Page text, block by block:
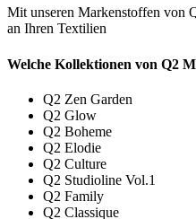
Mit unseren Markenstoffen von
an Ihren Textilien
Welche Kollektionen von Q2
Q2 Zen Garden
Q2 Glow
Q2 Boheme
Q2 Elodie
Q2 Culture
Q2 Studioline Vol.1
Q2 Family
Q2 Classique